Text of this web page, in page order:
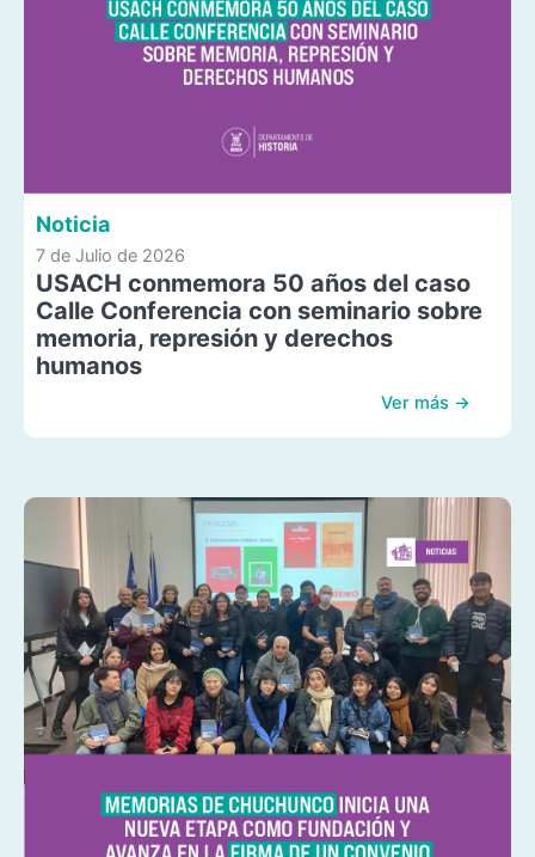
Noticia
7 de Julio de 2026
USACH conmemora 50 años del caso
Calle Conferencia con seminario sobre
memoria, represión y derechos
humanos
Ver más →